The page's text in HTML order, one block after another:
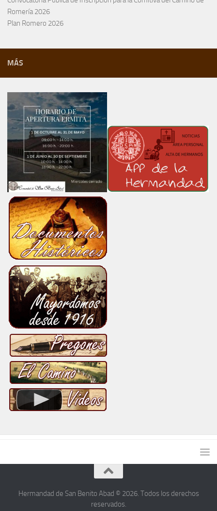
Romería 2026
Plan Romero 2026
MÁS
Hermandad de San Benito Abad © 2026. Todos los derechos
reservados.